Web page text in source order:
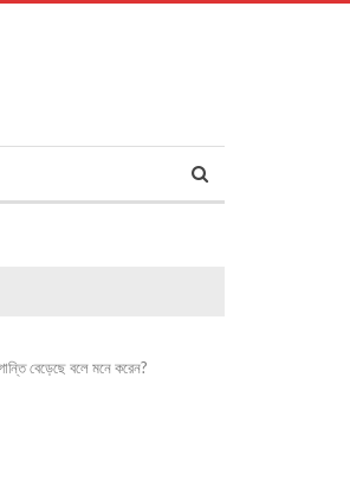
বেড়েছে বলে মনে করেন?